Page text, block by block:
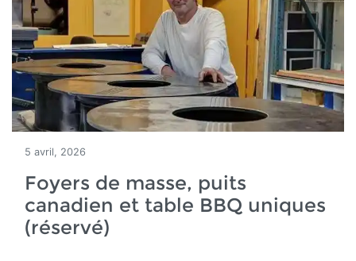
5 avril, 2026
Foyers de masse, puits
canadien et table BBQ uniques
(réservé)